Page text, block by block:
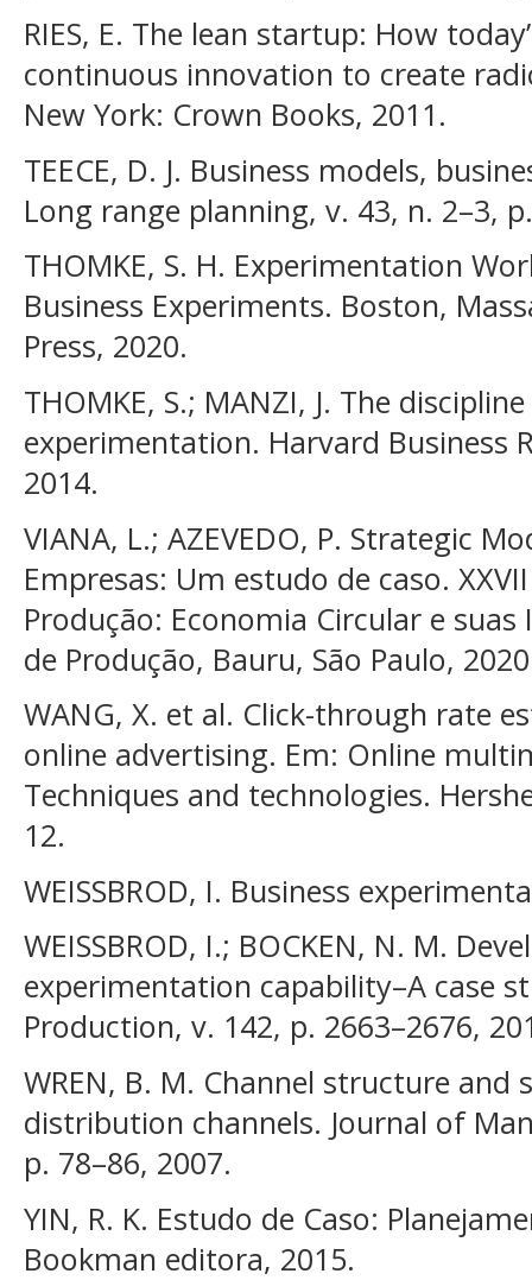
RIES, E. The lean startup: How
continuous innovation to create
New York: Crown Books, 2011.
TEECE, D. J. Business models,
Long range planning, v. 43, n. 2–3,
THOMKE, S. H. Experimentation
Business Experiments. Boston,
Press, 2020.
THOMKE, S.; MANZI, J. The
experimentation. Harvard Business
2014.
VIANA, L.; AZEVEDO, P. Strategic
Empresas: Um estudo de caso.
Produção: Economia Circular e
de Produção, Bauru, São Paulo,
WANG, X. et al. Click-through rate
online advertising. Em: Online
Techniques and technologies.
12.
WEISSBROD, I. Business
WEISSBROD, I.; BOCKEN, N. M.
experimentation capability–A case
Production, v. 142, p. 2663–2676,
WREN, B. M. Channel structure and
distribution channels. Journal of
p. 78–86, 2007.
YIN, R. K. Estudo de Caso:
Bookman editora, 2015.